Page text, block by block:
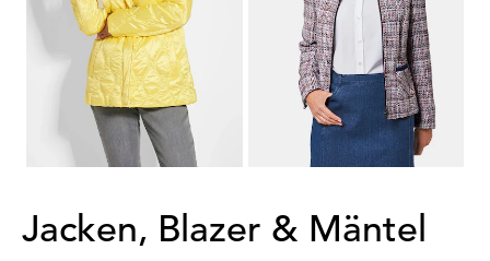
30-Tage-Bestpreis**: 99,95 €
30-Tage-Bestpreis**: 119,95 €
1 2
Jacken, Blazer & Mäntel